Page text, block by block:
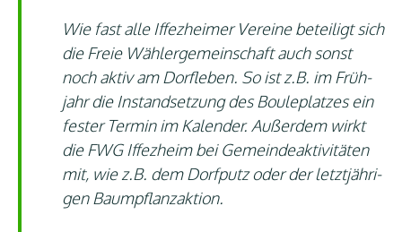
Wie fast alle Iffez­hei­mer Ver­ei­ne betei­ligt sich
die Freie Wäh­ler­ge­mein­schaft auch sonst
noch aktiv am Dorf­le­ben. So ist z.B. im Früh­
jahr die Instand­set­zung des Boule­plat­zes ein
fes­ter Ter­min im Kalen­der. Außer­dem wirkt
die FWG Iffez­heim bei Gemein­de­ak­ti­vi­tä­ten
mit, wie z.B. dem Dorf­putz oder der letzt­jäh­ri­
gen Baumpflanzaktion.